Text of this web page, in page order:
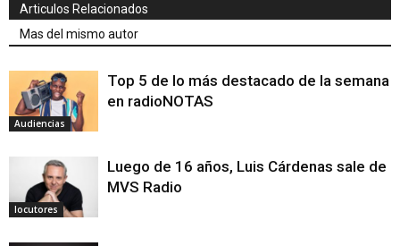
Articulos Relacionados
Mas del mismo autor
Audiencias
Top 5 de lo más destacado de la semana
en radioNOTAS
locutores
Luego de 16 años, Luis Cárdenas sale de
MVS Radio